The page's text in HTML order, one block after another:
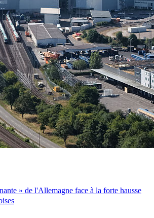
» de l'Allemagne face à la forte hausse